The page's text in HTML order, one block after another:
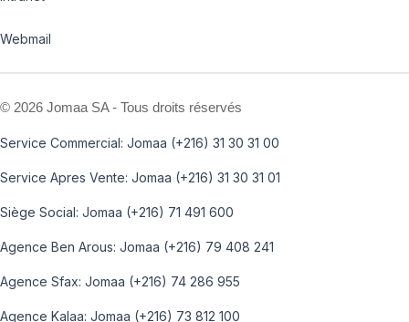
Webmail
© 2026 Jomaa SA - Tous droits réservés
Service Commercial: Jomaa (+216) 31 30 31 00
Service Apres Vente: Jomaa (+216) 31 30 31 01
Siège Social: Jomaa (+216) 71 491 600
Agence Ben Arous: Jomaa (+216) 79 408 241
Agence Sfax: Jomaa (+216) 74 286 955
Agence Kalaa: Jomaa (+216) 73 812 100